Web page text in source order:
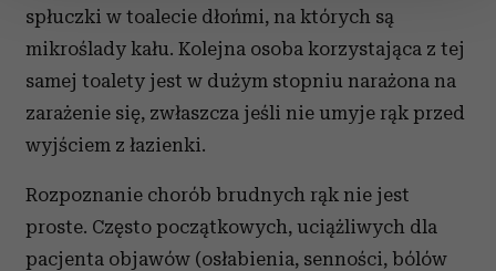
Wykorzystujemy pliki cookie do spersonalizowania treści
i reklam, aby oferować funkcje społecznościowe i
analizować ruch w naszej witrynie. Informacje o tym, jak
korzystasz z naszej witryny, udostępniamy partnerom
społecznościowym, reklamowym i analitycznym.
Partnerzy mogą połączyć te informacje z innymi danymi
otrzymanymi od Ciebie lub uzyskanymi podczas
korzystania z ich usług.
spłuczki w toalecie dłońmi, na których są
mikroślady kału. Kolejna osoba korzystająca z tej
samej toalety jest w dużym stopniu narażona na
zarażenie się, zwłaszcza jeśli nie umyje rąk przed
wyjściem z łazienki.
Rozpoznanie chorób brudnych rąk nie jest
proste. Często początkowych, uciążliwych dla
pacjenta objawów (osłabienia, senności, bólów